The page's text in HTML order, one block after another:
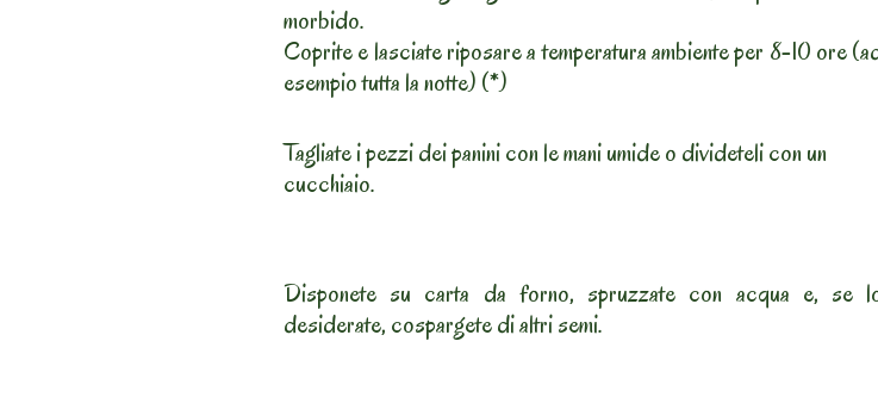
morbido.
Coprite e lasciate riposare a temperatura ambiente per 8-10 ore
esempio tutta la notte) (*)
Tagliate i pezzi dei panini con le mani umide o divideteli con un
cucchiaio.
Disponete su carta da forno, spruzzate con acqua e, se
desiderate, cospargete di altri semi.